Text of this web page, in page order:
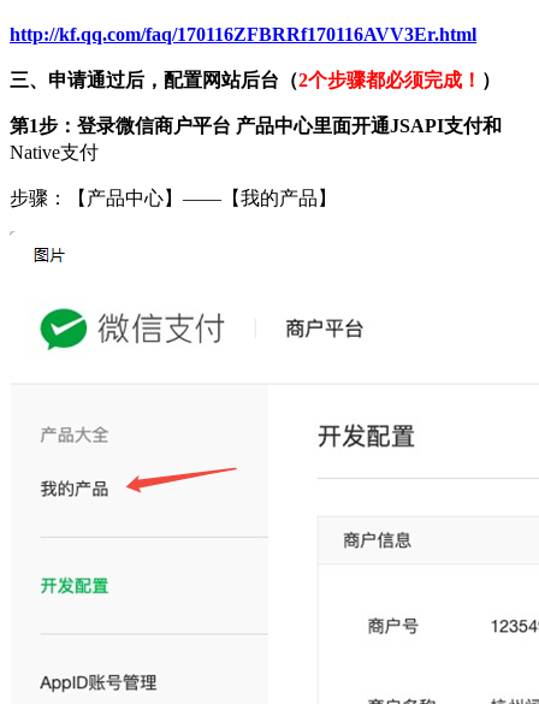
http://kf.qq.com/faq/170116ZFBRRf170116AVV3Er.html
三、申请通过后，配置网站后台（2个步骤都必须完成！ ）
第1步：登录微信商户平台 产品中心里面开通JSAPI支付和
Native支付
步骤：【产品中心】——【我的产品】